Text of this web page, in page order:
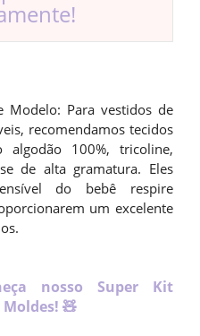
Modelo: Para vestidos de
recomendamos tecidos
100%, tricoline,
de alta gramatura. Eles
do bebê respire
um excelente
nosso Super Kit
🧸